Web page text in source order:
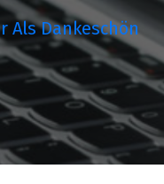
Als Dankeschön